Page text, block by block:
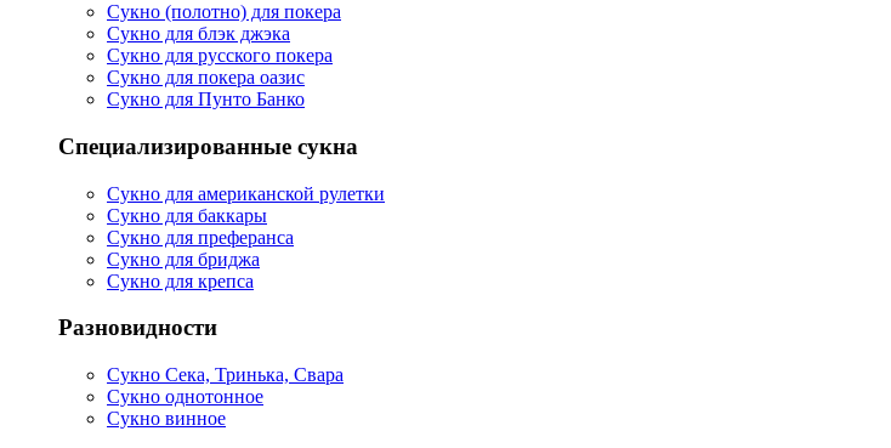
Сукно (полотно) для покера
Сукно для блэк джэка
Сукно для русского покера
Сукно для покера оазис
Сукно для Пунто Банко
Специализированные сукна
Сукно для американской рулетки
Сукно для баккары
Сукно для преферанса
Сукно для бриджа
Сукно для крепса
Разновидности
Сукно Сека, Тринька, Свара
Сукно однотонное
Сукно винное